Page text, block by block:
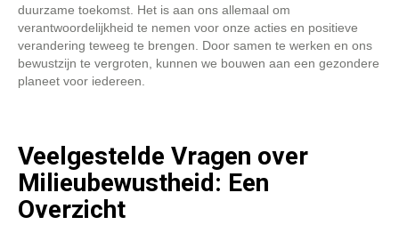
duurzame toekomst. Het is aan ons allemaal om
verantwoordelijkheid te nemen voor onze acties en positieve
verandering teweeg te brengen. Door samen te werken en ons
bewustzijn te vergroten, kunnen we bouwen aan een gezondere
planeet voor iedereen.
Veelgestelde Vragen over
Milieubewustheid: Een
Overzicht